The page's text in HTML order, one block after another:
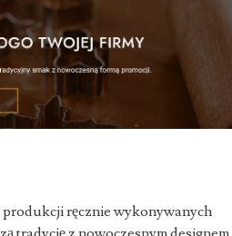
ręcznie wykonywanych